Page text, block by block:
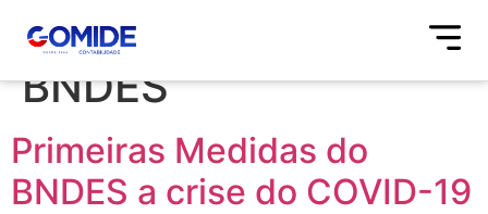
Tag:Medidas do
BNDES
Primeiras Medidas do
BNDES a crise do COVID-19